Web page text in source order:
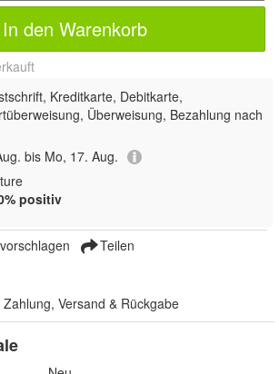
In den Warenkorb
Kreditkarte, Debitkarte,
Überweisung, Bezahlung nach
bis Mo, 17. Aug.
positiv
Teilen
Zahlung, Versand & Rückgabe